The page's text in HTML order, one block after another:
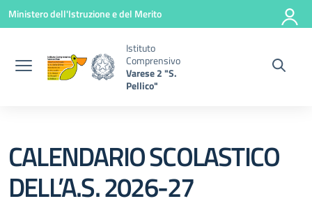
Vai ai contenuti
Vai al menu di navigazione
Vai al footer
Ministero dell'Istruzione e del Merito
Istituto
Comprensivo
Varese 2 "S.
Pellico"
CALENDARIO SCOLASTICO
DELL’A.S. 2026-27